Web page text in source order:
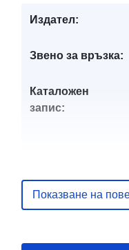
Издател:
Звено за връзка:
Каталожен
запис:
Идентификатор
и:
Показване на